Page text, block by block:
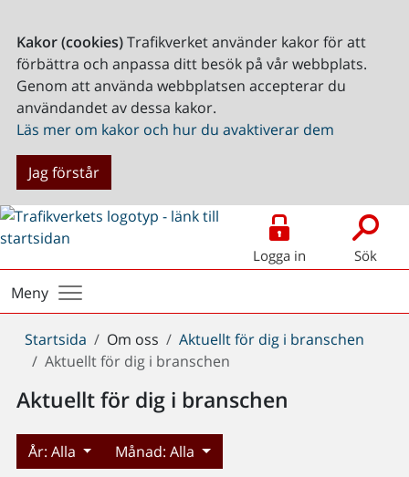
Kakor (cookies)Trafikverket använder kakor för att
förbättra och anpassa ditt besök på vår webbplats.
Genom att använda webbplatsen accepterar du
användandet av dessa kakor.
Läs mer om kakor och hur du avaktiverar dem
Jag förstår
Logga in Sök
Meny
Du
är
Startsida Om oss
Aktuellt för dig i branschen
Aktuellt för dig i branschen
Aktuellt för dig i branschen
År: Alla Månad:Alla